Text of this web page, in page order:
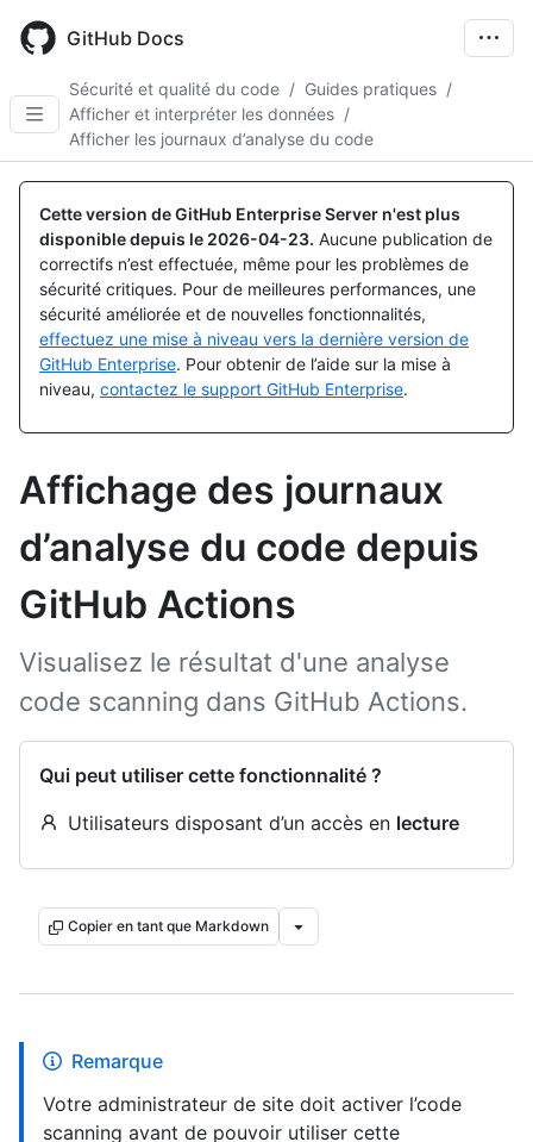
main
GitHub Docs
Sécurité et qualité du code / Guides pratiques /
Afficher et interpréter les données /
Afficher les journaux d’analyse du code
Cette version de GitHub Enterprise Server n'est plus
disponible depuis le 2026-04-23. Aucune publication de
correctifs n’est effectuée, même pour les problèmes de
sécurité critiques. Pour de meilleures performances, une
sécurité améliorée et de nouvelles fonctionnalités,
effectuez une mise à niveau vers la dernière version de
GitHub Enterprise. Pour obtenir de l’aide sur la mise à
niveau, contactez le support GitHub Enterprise.
Affichage des journaux
d’analyse du code depuis
GitHub Actions
Visualisez le résultat d'une analyse
code scanning dans GitHub Actions.
Qui peut utiliser cette fonctionnalité ?
Utilisateurs disposant d’un accès en lecture
Copier en tant que Markdown
Remarque
Votre administrateur de site doit activer l’code
scanning avant de pouvoir utiliser cette